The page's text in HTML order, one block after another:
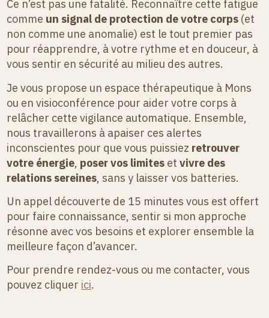
Ce n’est pas une fatalité. Reconnaître cette fatigue
comme un signal de protection de votre corps (et
non comme une anomalie) est le tout premier pas
pour réapprendre, à votre rythme et en douceur, à
vous sentir en sécurité au milieu des autres.
Je vous propose un espace thérapeutique à Mons
ou en visioconférence pour aider votre corps à
relâcher cette vigilance automatique. Ensemble,
nous travaillerons à apaiser ces alertes
inconscientes pour que vous puissiez retrouver
votre énergie, poser vos limites etvivre des
relations sereines, sans y laisser vos batteries.
Un appel découverte de 15 minutes vous est offert
pour faire connaissance, sentir si mon approche
résonne avec vos besoins et explorer ensemble la
meilleure façon d’avancer.
Pour prendre rendez-vous ou me contacter, vous
pouvez cliquer ici.